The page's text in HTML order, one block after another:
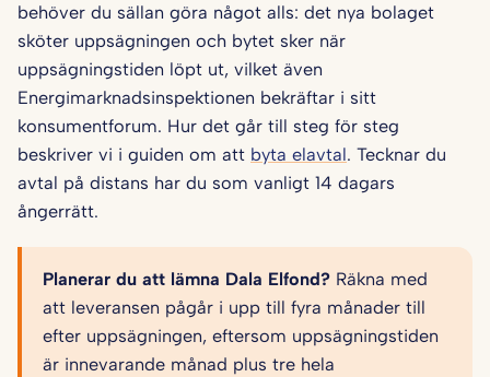
behöver du sällan göra något alls: det nya bolaget
sköter uppsägningen och bytet sker när
uppsägningstiden löpt ut, vilket även
Energimarknadsinspektionen bekräftar i sitt
konsumentforum. Hur det går till steg för steg
beskriver vi i guiden om att byta elavtal. Tecknar du
avtal på distans har du som vanligt 14 dagars
ångerrätt.
Planerar du att lämna Dala Elfond? Räkna med
att leveransen pågår i upp till fyra månader till
efter uppsägningen, eftersom uppsägningstiden
är innevarande månad plus tre hela